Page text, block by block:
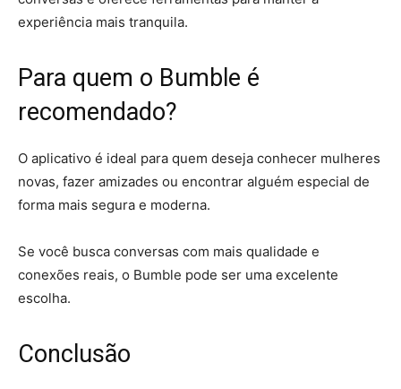
experiência mais tranquila.
Para quem o Bumble é
recomendado?
O aplicativo é ideal para quem deseja conhecer mulheres
novas, fazer amizades ou encontrar alguém especial de
forma mais segura e moderna.
Se você busca conversas com mais qualidade e
conexões reais, o Bumble pode ser uma excelente
escolha.
Conclusão